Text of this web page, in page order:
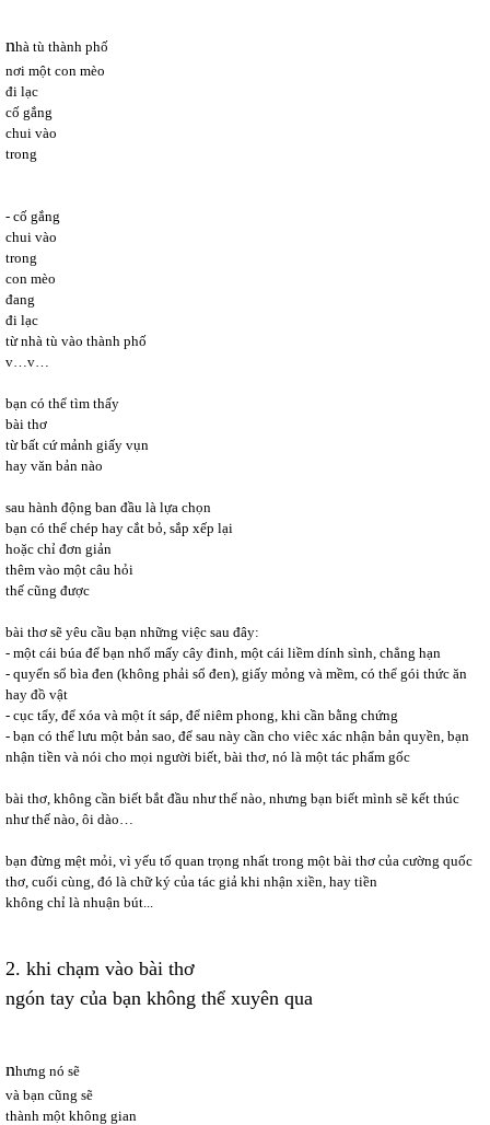
nhà tù thành phố
nơi một con mèo
đi lạc
cố gắng
chui vào
trong
- cố gắng
chui vào
trong
con mèo
đang
đi lạc
từ nhà tù vào thành phố
v…v…
bạn có thể tìm thấy
bài thơ
từ bất cứ mảnh giấy vụn
hay văn bản nào
sau hành động ban đầu là lựa chọn
bạn có thể chép hay cắt bỏ, sắp xếp lại
hoặc chỉ đơn giản
thêm vào một câu hỏi
thế cũng được
bài thơ sẽ yêu cầu bạn những việc sau đây:
- một cái búa để bạn nhổ mấy cây đinh, một cái liềm dính sình, chẳng hạn
- quyển sổ bìa đen (không phải sổ đen), giấy mỏng và mềm, có thể gói thức ăn
hay đồ vật
- cục tẩy, để xóa và một ít sáp, để niêm phong, khi cần bằng chứng
- bạn có thể lưu một bản sao, để sau này cần cho viêc xác nhận bản quyền, bạn
nhận tiền và nói cho mọi người biết, bài thơ, nó là một tác phẩm gốc
bài thơ, không cần biết bắt đầu như thế nào, nhưng bạn biết mình sẽ kết thúc
như thế nào, ôi dào…
bạn đừng mệt mỏi, vì yếu tố quan trọng nhất trong một bài thơ của cường quốc
thơ, cuối cùng, đó là chữ ký của tác giả khi nhận xiền, hay tiền
không chỉ là nhuận bút...
2. khi chạm vào bài thơ
ngón tay của bạn không thể xuyên qua
nhưng nó sẽ
và bạn cũng sẽ
thành một không gian